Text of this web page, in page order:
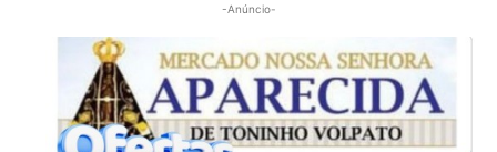
-Anúncio-